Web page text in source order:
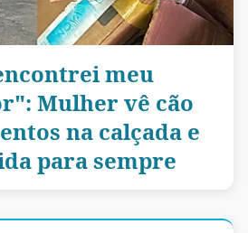
meu
Mulher vê cão
na calçada e
para sempre